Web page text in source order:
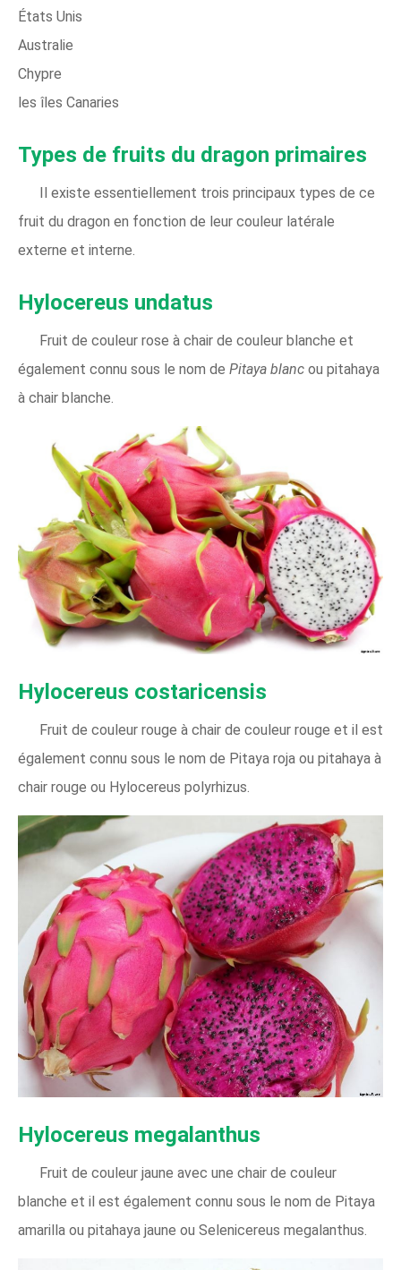
États Unis
Australie
Chypre
les îles Canaries
Types de fruits du dragon primaires
Il existe essentiellement trois principaux types de ce
fruit du dragon en fonction de leur couleur latérale
externe et interne.
Hylocereus undatus
Fruit de couleur rose à chair de couleur blanche et
également connu sous le nom de Pitaya blanc ou pitahaya
à chair blanche.
Hylocereus costaricensis
Fruit de couleur rouge à chair de couleur rouge et il est
également connu sous le nom de Pitaya roja ou pitahaya à
chair rouge ou Hylocereus polyrhizus.
Hylocereus megalanthus
Fruit de couleur jaune avec une chair de couleur
blanche et il est également connu sous le nom de Pitaya
amarilla ou pitahaya jaune ou Selenicereus megalanthus.